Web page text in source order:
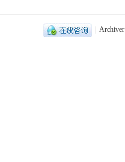
Archiver